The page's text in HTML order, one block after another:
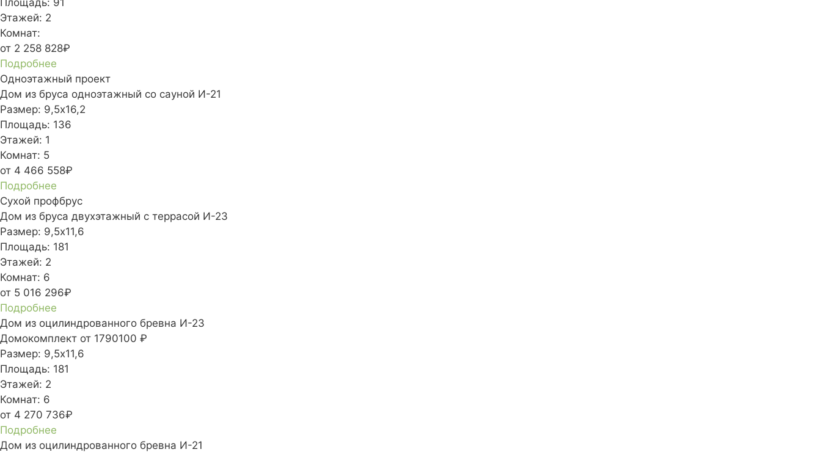
Этажей: 2
Комнат:
от 2 258 828₽
Подробнее
Одноэтажный проект
Дом из бруса одноэтажный со сауной И-21
Размер: 9,5х16,2
Площадь: 136
Этажей: 1
Комнат: 5
от 4 466 558₽
Подробнее
Сухой профбрус
Дом из бруса двухэтажный с террасой И-23
Размер: 9,5х11,6
Площадь: 181
Этажей: 2
Комнат: 6
от 5 016 296₽
Подробнее
Дом из оцилиндрованного бревна И-23
Домокомплект от 1790100 ₽
Размер: 9,5х11,6
Площадь: 181
Этажей: 2
Комнат: 6
от 4 270 736₽
Подробнее
Дом из оцилиндрованного бревна И-21